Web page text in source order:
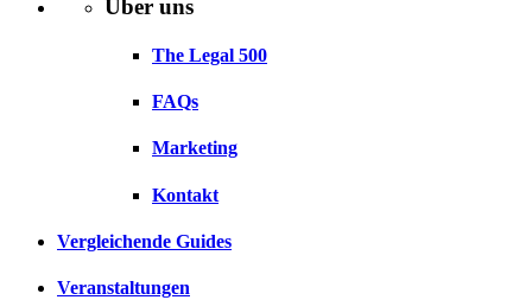
Über uns
The Legal 500
FAQs
Marketing
Kontakt
Vergleichende Guides
Veranstaltungen